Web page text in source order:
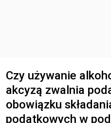
Czy używanie
akcyzą zwalnia
obowiązku
podatkowych w